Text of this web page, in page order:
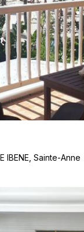
IBENE, Sainte-Anne